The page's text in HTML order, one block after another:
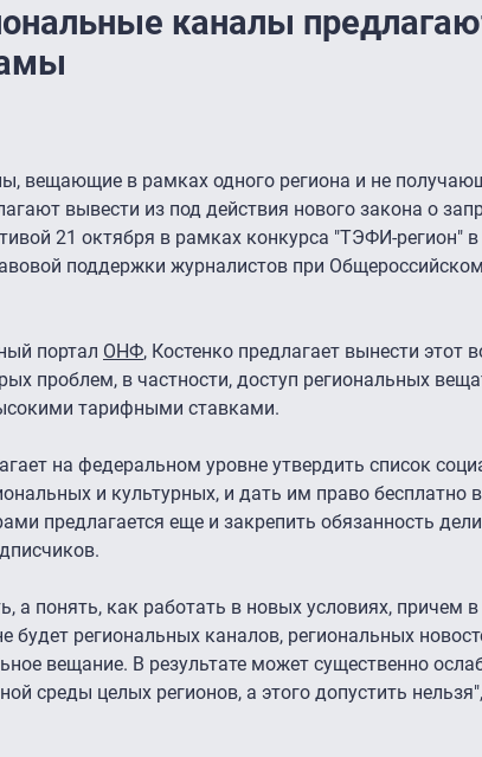
каналы
вещающие в рамках одного региона и не
вывести из под действия нового закона о
21 октября в рамках конкурса "ТЭФИ-регион"
поддержки журналистов при
портал ОНФ, Костенко предлагает вынести
проблем, в частности, доступ региональных
тарифными ставками.
на федеральном уровне утвердить список
и культурных, и дать им право бесплатно
предлагается еще и закрепить обязанность
а понять, как работать в новых условиях, причем
будет региональных каналов, региональных
вещание. В результате может существенно
среды целых регионов, а этого допустить